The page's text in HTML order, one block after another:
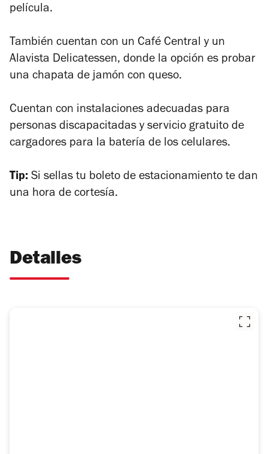
película.
También cuentan con un Café Central y un
Alavista Delicatessen, donde la opción es probar
una chapata de jamón con queso.
Cuentan con instalaciones adecuadas para
personas discapacitadas y servicio gratuito de
cargadores para la batería de los celulares.
Tip: Si sellas tu boleto de estacionamiento te dan
una hora de cortesía.
Detalles